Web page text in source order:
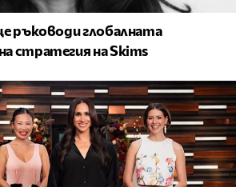
ръководи глобалната
стратегия на Skims